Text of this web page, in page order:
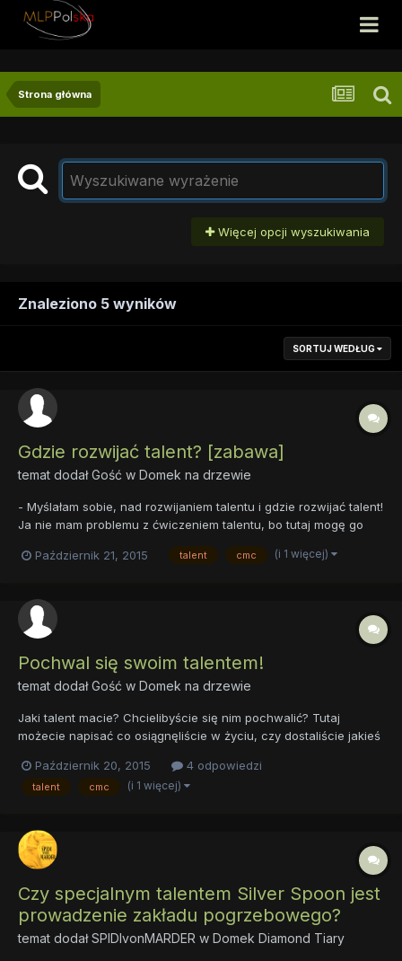
Strona główna
Więcej opcji wyszukiwania
Znaleziono 5 wyników
SORTUJ WEDŁUG
Gdzie rozwijać talent? [zabawa]
temat dodał Gość w Domek na drzewie
- Myślałam sobie, nad rozwijaniem talentu i gdzie rozwijać talent!
Ja nie mam problemu z ćwiczeniem talentu, bo tutaj mogę go
jechać w różne miejsca, by rozwijać talent. I wiecie co? Wy
Październik 21, 2015 talent cmc (i 1 więcej)
Pochwal się swoim talentem!
temat dodał Gość w Domek na drzewie
Jaki talent macie? Chcielibyście się nim pochwalić? Tutaj
możecie napisać co osiągnęliście w życiu, czy dostaliście jakieś
Październik 20, 2015
4 odpowiedzi
talent cmc (i 1 więcej)
Czy specjalnym talentem Silver Spoon jest
prowadzenie zakładu pogrzebowego?
temat dodałSPIDIvonMARDER w Domek Diamond Tiary